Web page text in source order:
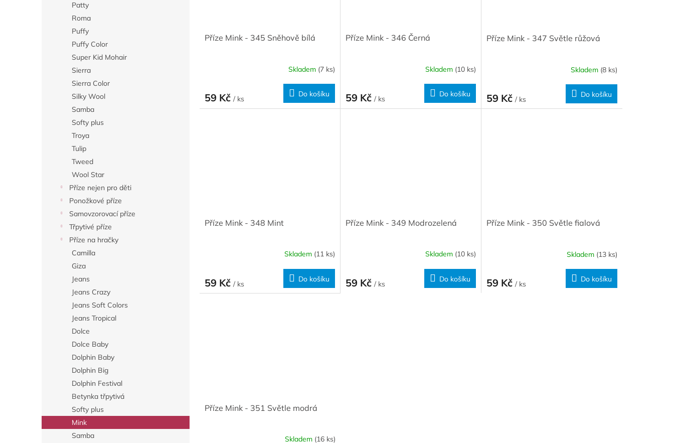
Patty
Roma
Puffy
Puffy Color
Super Kid Mohair
Sierra
Sierra Color
Silky Wool
Samba
Softy plus
Troya
Tulip
Tweed
Wool Star
Příze nejen pro děti
Ponožkové příze
Samovzorovací příze
Třpytivé příze
Příze na hračky
Camilla
Giza
Jeans
Jeans Crazy
Jeans Soft Colors
Jeans Tropical
Dolce
Dolce Baby
Dolphin Baby
Dolphin Big
Dolphin Festival
Betynka třpytivá
Softy plus
Mink
Samba
Příze Mink - 345 Sněhově bílá
Skladem (7 ks)
59 Kč / ks
Do košíku
Příze Mink - 346 Černá
Skladem (10 ks)
59 Kč / ks
Do košíku
Příze Mink - 347 Světle růžová
Skladem (8 ks)
59 Kč / ks
Do košíku
Příze Mink - 348 Mint
Skladem (11 ks)
59 Kč / ks
Do košíku
Příze Mink - 349 Modrozelená
Skladem (10 ks)
59 Kč / ks
Do košíku
Příze Mink - 350 Světle fialová
Skladem (13 ks)
59 Kč / ks
Do košíku
Příze Mink - 351 Světle modrá
Skladem (16 ks)